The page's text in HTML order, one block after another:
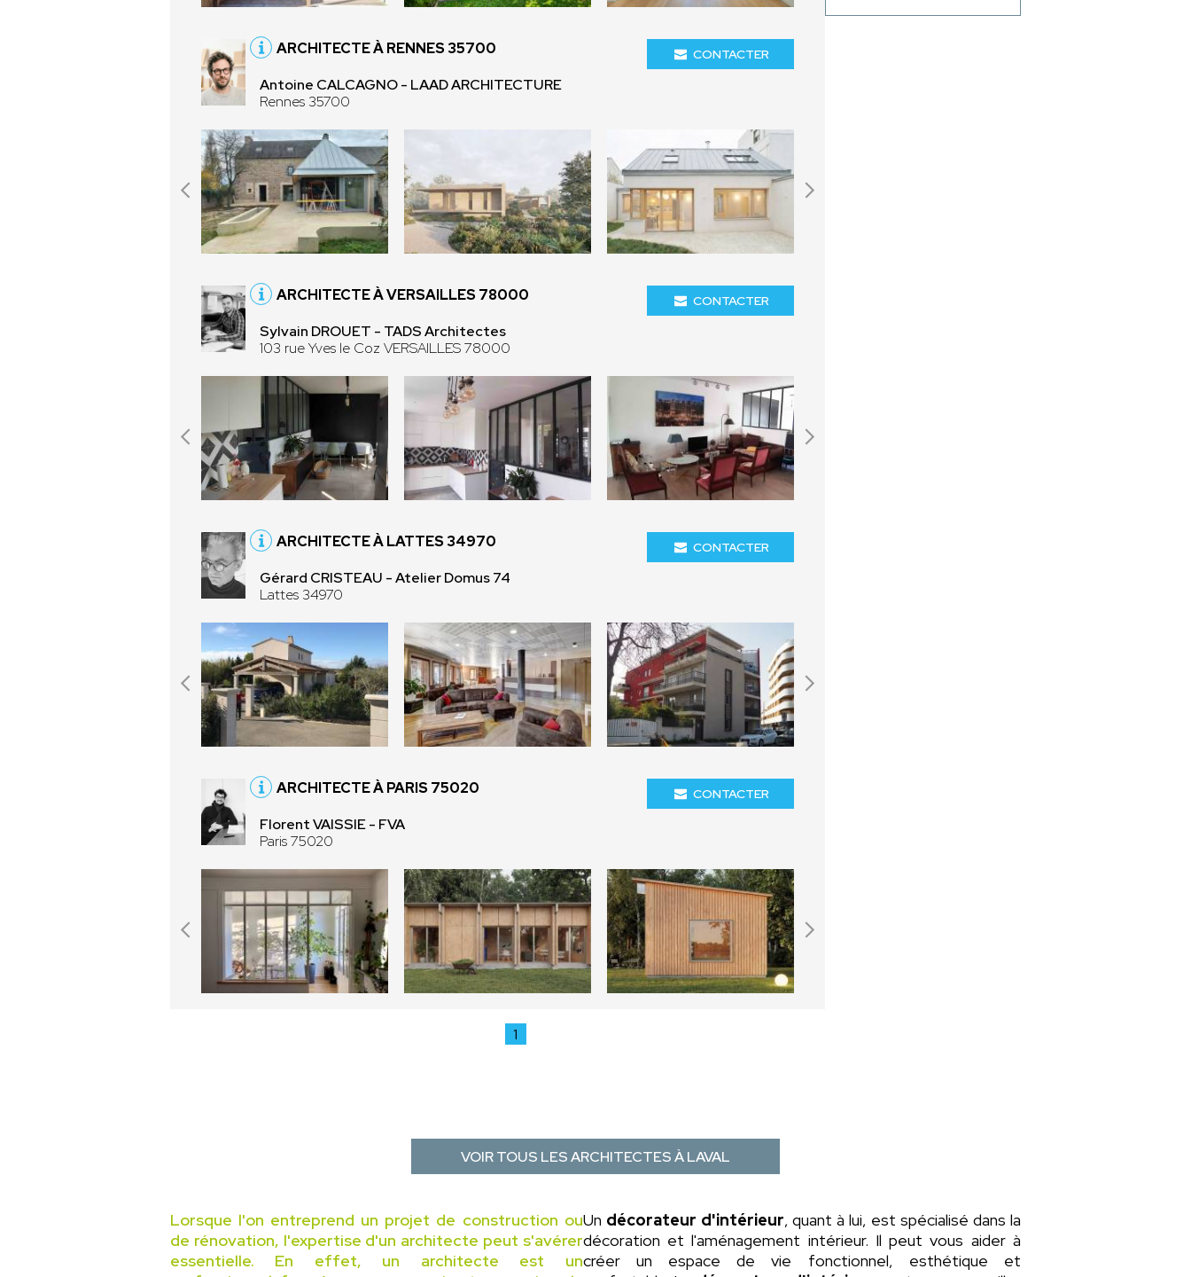
ARCHITECTE À RENNES 35700
Antoine CALCAGNO - LAAD ARCHITECTURE
Rennes 35700
CONTACTER
ARCHITECTE À VERSAILLES 78000
Sylvain DROUET - TADS Architectes
103 rue Yves le Coz VERSAILLES 78000
CONTACTER
ARCHITECTE À LATTES 34970
Gérard CRISTEAU - Atelier Domus 74
Lattes 34970
CONTACTER
ARCHITECTE À PARIS 75020
Florent VAISSIE - FVA
Paris 75020
CONTACTER
1
VOIR TOUS LES ARCHITECTES À LAVAL
Lorsque l'on entreprend un projet de construction ou
de rénovation, l'expertise d'un architecte peut s'avérer
essentielle. En effet, un architecte est un
Un décorateur d'intérieur, quant à lui, est spécialisé dans la
décoration et l'aménagement intérieur. Il peut vous aider à
créer un espace de vie fonctionnel, esthétique et